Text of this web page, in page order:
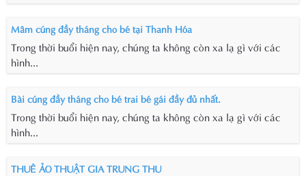
Mâm cúng đầy tháng cho bé tại Thanh Hóa
Trong thời buổi hiện nay, chúng ta không còn xa lạ gì với các
hình...
Bài cúng đầy tháng cho bé trai bé gái đầy đủ nhất.
Trong thời buổi hiện nay, chúng ta không còn xa lạ gì với các
hình...
THUÊ ẢO THUẬT GIA TRUNG THU